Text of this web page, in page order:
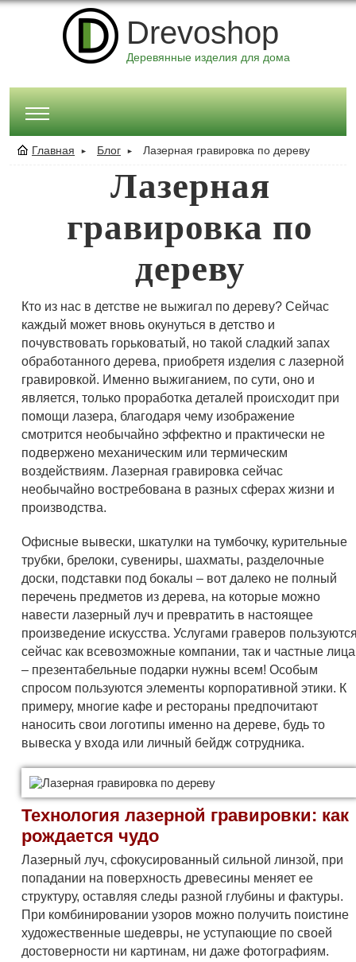
Drevoshop
Деревянные изделия для дома
Главная ► Блог ► Лазерная гравировка по дереву
Лазерная
гравировка по
дереву
Кто из нас в детстве не выжигал по дереву? Сейчас
каждый может вновь окунуться в детство и
почувствовать горьковатый, но такой сладкий запах
обработанного дерева, приобретя изделия с лазерной
гравировкой. Именно выжиганием, по сути, оно и
является, только проработка деталей происходит при
помощи лазера, благодаря чему изображение
смотрится необычайно эффектно и практически не
подвержено механическим или термическим
воздействиям. Лазерная гравировка сейчас
необычайно востребована в разных сферах жизни и
производства.
Офисные вывески, шкатулки на тумбочку, курительные
трубки, брелоки, сувениры, шахматы, разделочные
доски, подставки под бокалы – вот далеко не полный
перечень предметов из дерева, на которые можно
навести лазерный луч и превратить в настоящее
произведение искусства. Услугами граверов
сейчас как всевозможные компании, так и частные лица
– презентабельные подарки нужны всем! Особым
спросом пользуются элементы корпоративной этики. К
примеру, многие кафе и рестораны предпочитают
наносить свои логотипы именно на дереве, будь то
вывеска у входа или личный бейдж сотрудника.
Технология лазерной гравировки: как
рождается чудо
Лазерный луч, сфокусированный сильной линзой, при
попадании на поверхность древесины меняет ее
структуру, оставляя следы разной глубины и фактуры.
При комбинировании узоров можно получить поистине
художественные шедевры, не уступающие по своей
достоверности ни картинам, ни даже фотографиям.